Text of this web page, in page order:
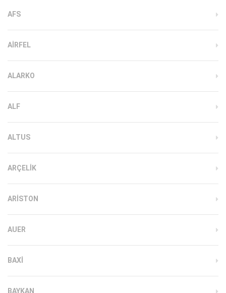
AFS
AIRFEL
ALARKO
ALF
ALTUS
ARÇELIK
ARISTON
AUER
BAXI
BAYKAN